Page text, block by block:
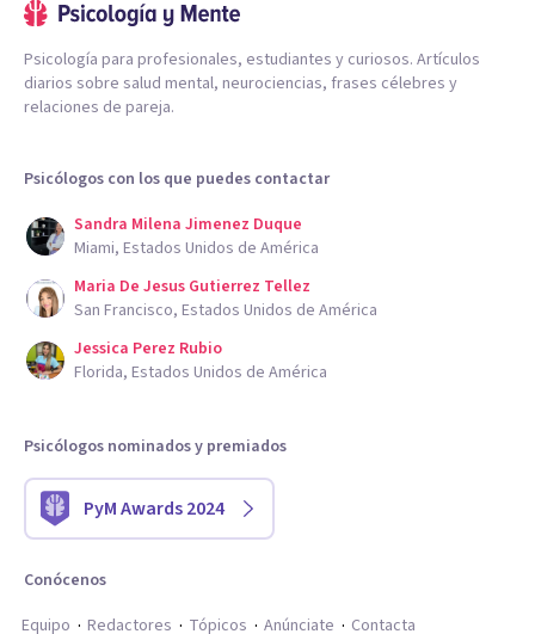
Psicología para profesionales, estudiantes y curiosos. Artículos
diarios sobre salud mental, neurociencias, frases célebres y
relaciones de pareja.
Psicólogos con los que puedes contactar
Sandra Milena Jimenez Duque
Miami, Estados Unidos de América
Maria De Jesus Gutierrez Tellez
San Francisco, Estados Unidos de América
Jessica Perez Rubio
Florida, Estados Unidos de América
Psicólogos nominados y premiados
PyM Awards 2024
Conócenos
Equipo
Redactores Tópicos Anúnciate Contacta